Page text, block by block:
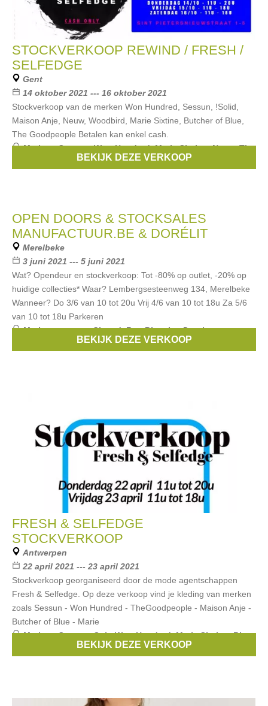
STOCKVERKOOP REWIND / FRESH /
SELFEDGE
Gent
14 oktober 2021 --- 16 oktober 2021
Stockverkoop van de merken Won Hundred, Sessun, !Solid,
Maison Anje, Neuw, Woodbird, Marie Sixtine, Butcher of Blue,
The Goodpeople Betalen kan enkel cash.
Merken:Sessun,Won Hundred,Marie Sixtine,Neuw,The
BEKIJK DEZE VERKOOP
OPEN DOORS & STOCKSALES
MANUFACTUUR.BE & DORÉLIT
Merelbeke
3 juni 2021 --- 5 juni 2021
Wat? Opendeur en stockverkoop: Tot -80% op outlet, -20% op
huidige collecties* Waar? Lembergsesteenweg 134, Merelbeke
Wanneer? Do 3/6 van 10 tot 20u Vrij 4/6 van 10 tot 18u Za 5/6
van 10 tot 18u Parkeren
Merken:aymara,Closed,Rue Blanche,Dutchess,
BEKIJK DEZE VERKOOP
FRESH & SELFEDGE
STOCKVERKOOP
Antwerpen
22 april 2021 --- 23 april 2021
Stockverkoop georganiseerd door de mode agentschappen
Fresh & Selfedge. Op deze verkoop vind je kleding van merken
zoals Sessun - Won Hundred - TheGoodpeople - Maison Anje -
Butcher of Blue - Marie
Merken:Sessun,Suit,Won Hundred,Marie Sixtine,Blue
BEKIJK DEZE VERKOOP